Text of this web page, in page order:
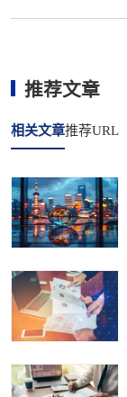
推荐文章
相关文章推荐URL